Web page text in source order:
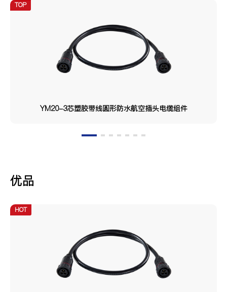
TOP
YM20-3芯塑胶带线圆形防水航空插头电缆组件
优品
HOT